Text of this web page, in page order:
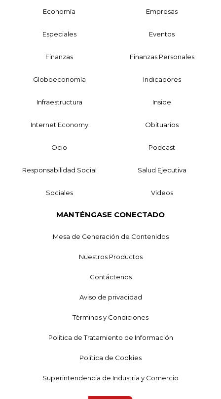
Economía Empresas
Especiales Eventos
Finanzas Finanzas Personales
Globoeconomía Indicadores
Infraestructura Inside
Internet Economy Obituarios
Ocio Podcast
Responsabilidad Social Salud Ejecutiva
Sociales Videos
MANTÉNGASE CONECTADO
Mesa de Generación de Contenidos
Nuestros Productos
Contáctenos
Aviso de privacidad
Términos y Condiciones
Política de Tratamiento de Información
Política de Cookies
Superintendencia de Industria y Comercio